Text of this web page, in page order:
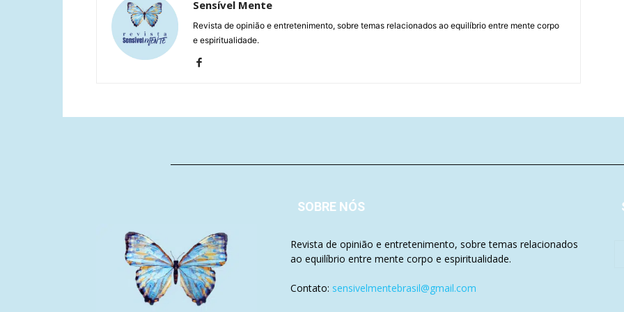
Sensível Mente
Revista de opinião e entretenimento, sobre temas relacionados ao equilíbrio entre mente corpo
e espiritualidade.
SOBRE NÓS
Revista de opinião e entretenimento, sobre temas relacionados
ao equilíbrio entre mente corpo e espiritualidade.
Contato: sensivelmentebrasil@gmail.com